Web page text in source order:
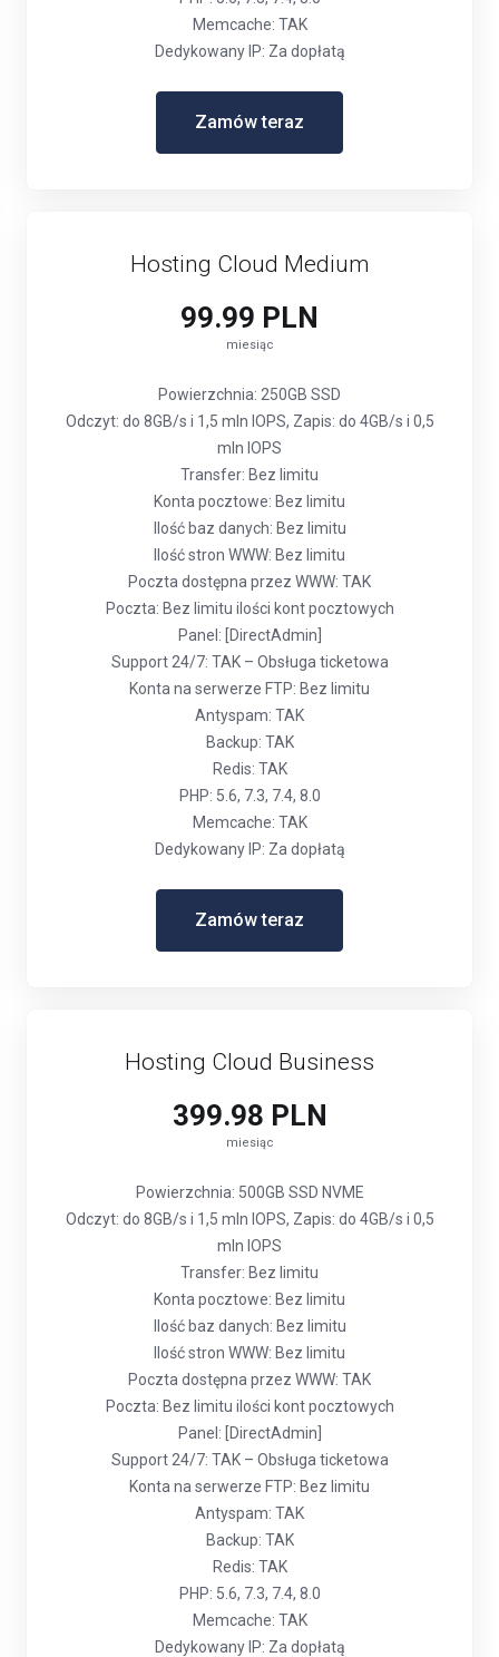
Memcache: TAK
Dedykowany IP: Za dopłatą
Zamów teraz
Hosting Cloud Medium
99.99 PLN
miesiąc
Powierzchnia: 250GB SSD
Odczyt: do 8GB/s i 1,5 mln IOPS, Zapis: do 4GB/s i 0,5
mln IOPS
Transfer: Bez limitu
Konta pocztowe: Bez limitu
Ilość baz danych: Bez limitu
Ilość stron WWW: Bez limitu
Poczta dostępna przez WWW: TAK
Poczta: Bez limitu ilości kont pocztowych
Panel: [DirectAdmin]
Support 24/7: TAK – Obsługa ticketowa
Konta na serwerze FTP: Bez limitu
Antyspam: TAK
Backup: TAK
Redis: TAK
PHP: 5.6, 7.3, 7.4, 8.0
Memcache: TAK
Dedykowany IP: Za dopłatą
Zamów teraz
Hosting Cloud Business
399.98 PLN
miesiąc
Powierzchnia: 500GB SSD NVME
Odczyt: do 8GB/s i 1,5 mln IOPS, Zapis: do 4GB/s i 0,5
mln IOPS
Transfer: Bez limitu
Konta pocztowe: Bez limitu
Ilość baz danych: Bez limitu
Ilość stron WWW: Bez limitu
Poczta dostępna przez WWW: TAK
Poczta: Bez limitu ilości kont pocztowych
Panel: [DirectAdmin]
Support 24/7: TAK – Obsługa ticketowa
Konta na serwerze FTP: Bez limitu
Antyspam: TAK
Backup: TAK
Redis: TAK
PHP: 5.6, 7.3, 7.4, 8.0
Memcache: TAK
Dedykowany IP: Za dopłatą